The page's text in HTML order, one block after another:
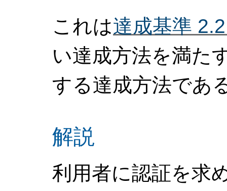
これは達成基準
い達成方法を満た
する達成方法であ
解説
利用者に認証を求